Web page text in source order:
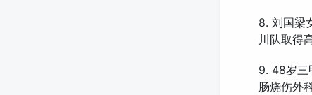
8. 刘国梁
川队取得
9. 48岁三
肠烧伤外